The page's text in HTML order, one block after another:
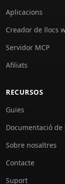
Aplicacions
Creador de llocs
Servidor MCP
Afiliats
RECURSOS
Guies
Documentació de
Sobre nosaltres
Contacte
Suport